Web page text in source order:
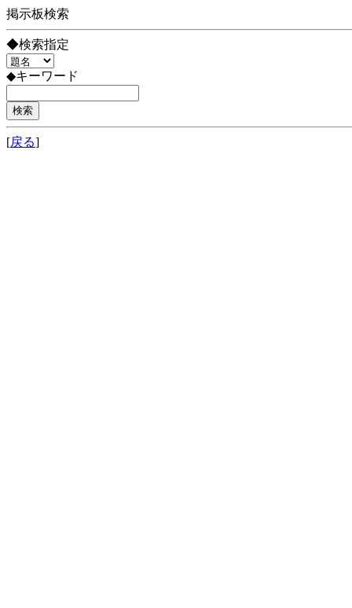
掲示板検索
◆検索指定
◆キーワード
[戻る]